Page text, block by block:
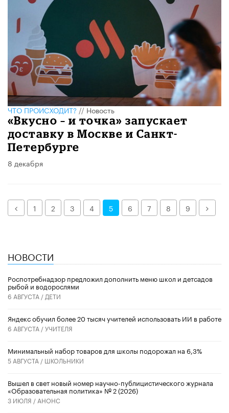
ЧТО ПРОИСХОДИТ?//Новость
«Вкусно – и точка» запускает
доставку в Москве и Санкт-
Петербурге
8 декабря
Назад1 2 3 4 5 6 7 8 9 Далее
НОВОСТИ
Роспотребнадзор предложил дополнить меню школ и детсадов
рыбой и водорослями
6 АВГУСТА / ДЕТИ
​Яндекс обучил более 20 тысяч учителей использовать ИИ в работе
6 АВГУСТА /УЧИТЕЛЯ
Минимальный набор товаров для школы подорожал на 6,3%
5 АВГУСТА / ШКОЛЬНИКИ
Вышел в свет новый номер научно-публицистического журнала
«Образовательная политика» № 2 (2026)
3 ИЮЛЯ / АНОНС